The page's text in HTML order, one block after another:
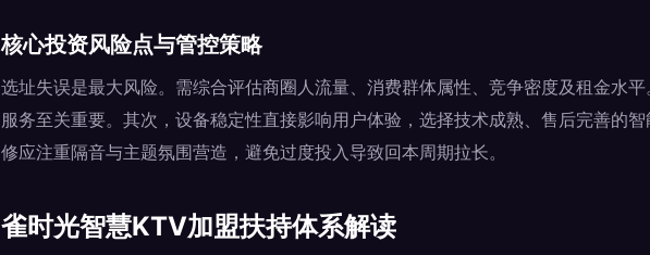
核心投资风险点与管控策略
选址失误是最大风险。需综合评估商圈人流量、消费群体属性、竞争密度及租金水
服务至关重要。其次，设备稳定性直接影响用户体验，选择技术成熟、售后完善的
修应注重隔音与主题氛围营造，避免过度投入导致回本周期拉长。
雀时光智慧KTV加盟扶持体系解读